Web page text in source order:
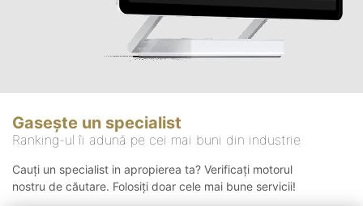
Gasește un specialist
Ranking-ul îi adună pe cei mai buni din industrie
Cauți un specialist in apropierea ta? Verificați motorul
nostru de căutare. Folosiți doar cele mai bune servicii!